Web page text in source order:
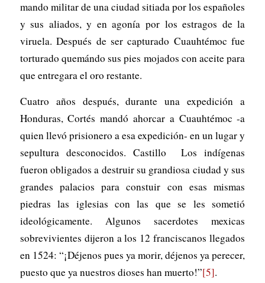
mando militar de una ciudad sitiada por los españoles
y sus aliados, y en agonía por los estragos de la
viruela. Después de ser capturado Cuauhtémoc fue
torturado quemándo sus pies mojados con aceite para
que entregara el oro restante.
Cuatro años después, durante una expedición a
Honduras, Cortés mandó ahorcar a Cuauhtémoc -a
quien llevó prisionero a esa expedición- en un lugar y
sepultura desconocidos. Castillo Los indígenas
fueron obligados a destruir su grandiosa ciudad y sus
grandes palacios para constuir con esas mismas
piedras las iglesias con las que se les sometió
ideológicamente. Algunos sacerdotes mexicas
sobrevivientes dijeron a los 12 franciscanos llegados
en 1524: “¡Déjenos pues ya morir, déjenos ya perecer,
puesto que ya nuestros dioses han muerto!”[5].